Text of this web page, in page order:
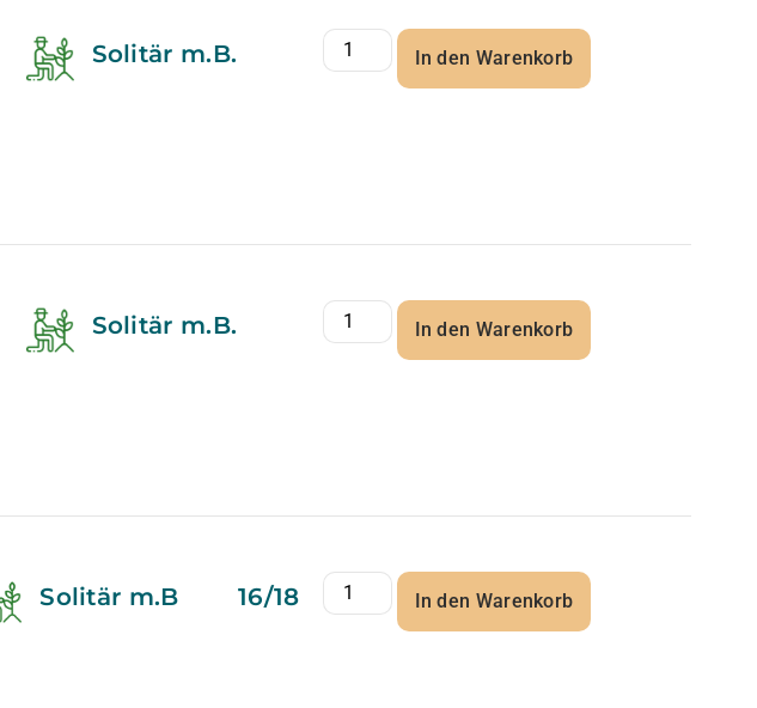
Solitär m.B. In den Warenkorb
Solitär m.B. In den Warenkorb
Solitär m.B 16/18 In den Warenkorb